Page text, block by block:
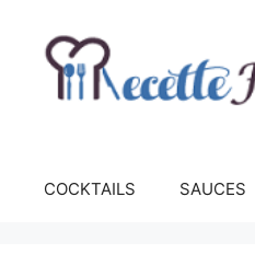
COCKTAILS SAUCES